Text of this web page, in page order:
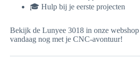
🎓 Hulp bij je eerste projecten
Bekijk de Lunyee 3018 in onze webshop
vandaag nog met je CNC-avontuur!